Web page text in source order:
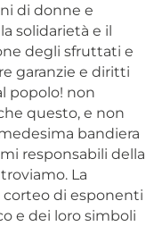
di donne e
solidarietà e il
degli sfruttati e
garanzie e diritti
popolo! non
questo, e non
bandiera
responsabili della
La
corteo di esponenti
e dei loro simboli